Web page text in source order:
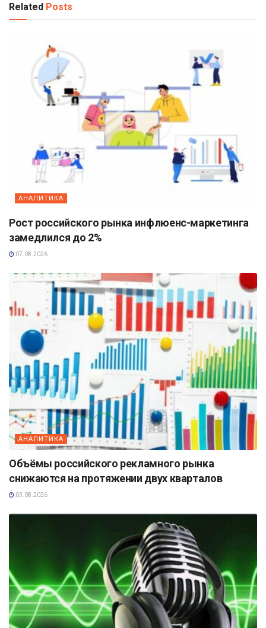
Related Posts
АНАЛИТИКА
Рост российского рынка инфлюенс-маркетинга
замедлился до 2%
07.08.2026
АНАЛИТИКА
Объёмы российского рекламного рынка
снижаются на протяжении двух кварталов
03.08.2026